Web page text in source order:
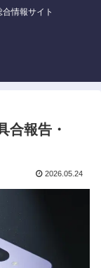
情報サイト
合報告・
2026.05.24